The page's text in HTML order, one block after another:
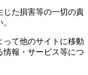
じた損害等の一切の責
って他のサイトに移動
情報・サービス等につ